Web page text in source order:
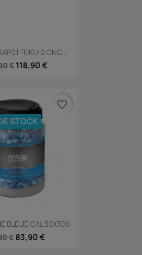
rapide
FUKU-2 CNC...
€ 118,90 €
rapide
BLEUE CAL 50X500
€ 83,90 €
STOCK
favorite_border